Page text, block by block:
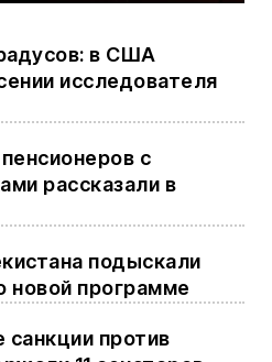
в США
исследователя
с
рассказали в
подыскали
новой программе
против